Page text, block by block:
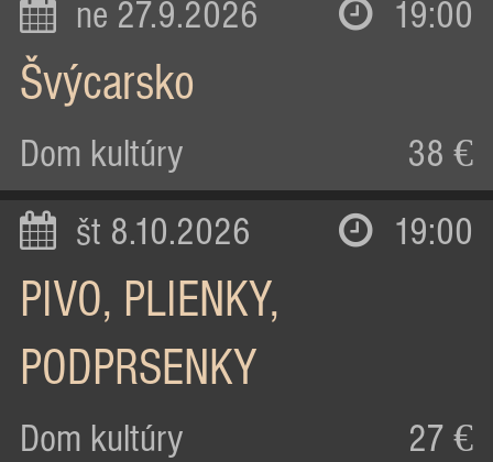
ne 27.9.2026 19:00
Švýcarsko
Dom kultúry 38 €
št 8.10.2026 19:00
PIVO, PLIENKY,
PODPRSENKY
Dom kultúry 27 €